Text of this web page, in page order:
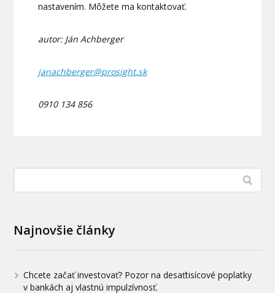
nastavením. Môžete ma kontaktovať.
autor: Ján Achberger
janachberger@prosight.sk
0910 134 856
Najnovšie články
Chcete začať investovať? Pozor na desaťtisícové poplatky
v bankách aj vlastnú impulzívnosť.